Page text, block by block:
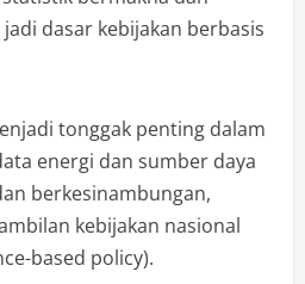
dasar kebijakan berbasis
tonggak penting dalam
energi dan sumber daya
berkesinambungan,
kebijakan nasional
based policy).